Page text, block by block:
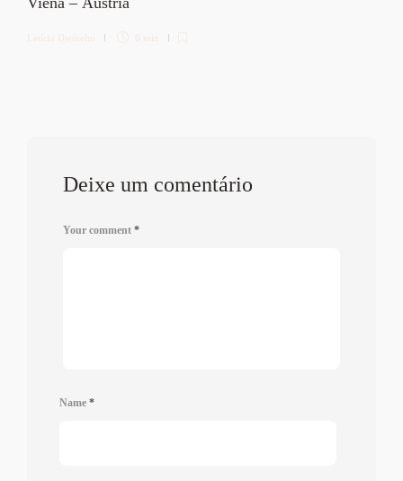
Letícia Diethelm 6 min
Deixe um comentário
Your comment *
Name *